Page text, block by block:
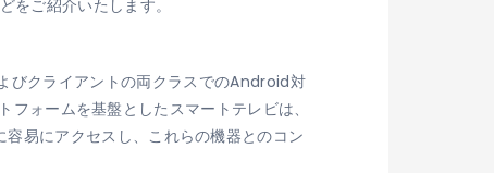
をご紹介いたします。
びクライアントの両クラスでのAndroid対
ォームを基盤としたスマートテレビは、
易にアクセスし、これらの機器とのコン